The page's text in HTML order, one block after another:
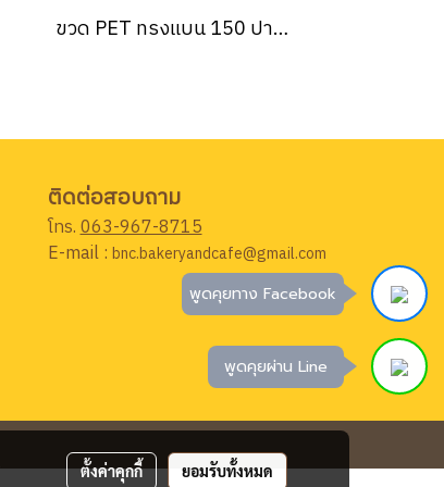
ขวด PET ทรงแบน 150 ปาก 30 13g ใส (25 ใบ/แพ็ค)
ติดต่อสอบถาม
โทร.063-967-8715
E-mail : bnc.bakeryandcafe@gmail.com
ตั้งค่าคุกกี้ ยอมรับทั้งหมด
พูดคุยทาง Facebook
พูดคุยผ่าน Line